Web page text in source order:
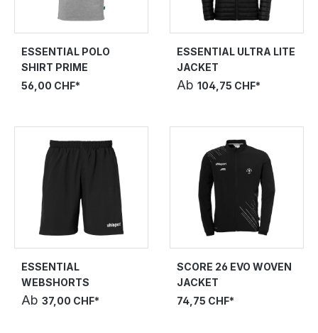
ESSENTIAL POLO
SHIRT PRIME
56,00 CHF*
ESSENTIAL ULTRA LITE
JACKET
Ab 104,75 CHF*
ESSENTIAL
WEBSHORTS
Ab 37,00 CHF*
SCORE 26 EVO WOVEN
JACKET
74,75 CHF*